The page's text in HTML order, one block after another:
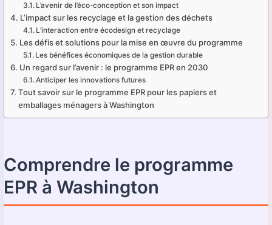
L’avenir de l’éco-conception et son impact
L’impact sur les recyclage et la gestion des déchets
L’interaction entre écodesign et recyclage
Les défis et solutions pour la mise en œuvre du programme
Les bénéfices économiques de la gestion durable
Un regard sur l’avenir : le programme EPR en 2030
Anticiper les innovations futures
Tout savoir sur le programme EPR pour les papiers et
emballages ménagers à Washington
Comprendre le programme
EPR à Washington